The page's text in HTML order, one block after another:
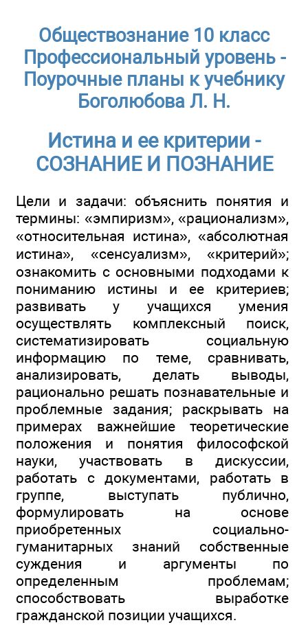
Обществознание 10 класс
Профессиональный уровень -
Поурочные планы к учебнику
Боголюбова Л. Н.
Истина и ее критерии -
СОЗНАНИЕ И ПОЗНАНИЕ
Цели и задачи: объяснить понятия и
термины: «эмпиризм», «рационализм»,
«относительная истина», «абсолютная
истина», «сенсуализм», «критерий»;
ознакомить с основными подходами к
пониманию истины и ее критериев;
развивать у учащихся умения
осуществлять комплексный поиск,
систематизировать социальную
информацию по теме, сравнивать,
анализировать, делать выводы,
рационально решать познавательные и
проблемные задания; раскрывать на
примерах важнейшие теоретические
положения и понятия философской
науки, участвовать в дискуссии,
работать с документами, работать в
группе, выступать публично,
формулировать на основе
приобретенных социально-
гуманитарных знаний собственные
суждения и аргументы по
определенным проблемам;
способствовать выработке
гражданской позиции учащихся.